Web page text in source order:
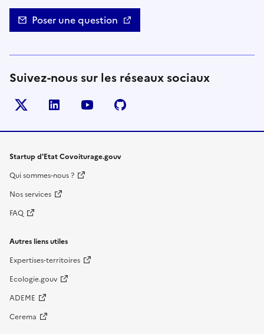
Poser une question
Suivez-nous sur les réseaux sociaux
Twitter
- nouvelle fenêtre
LinkedIn
- nouvelle fenêtre
YouTube
- nouvelle fenêtre
- nouvelle fenêtre
Startup d'Etat Covoiturage.gouv
Qui sommes-nous ?
Nos services
FAQ
Autres liens utiles
Expertises-territoires
Ecologie.gouv
ADEME
Cerema